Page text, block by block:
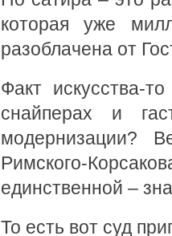
которая уже
разоблачена от
Факт искусства-
снайперах и
модернизации?
Римского-
единственной –
То есть вот суд